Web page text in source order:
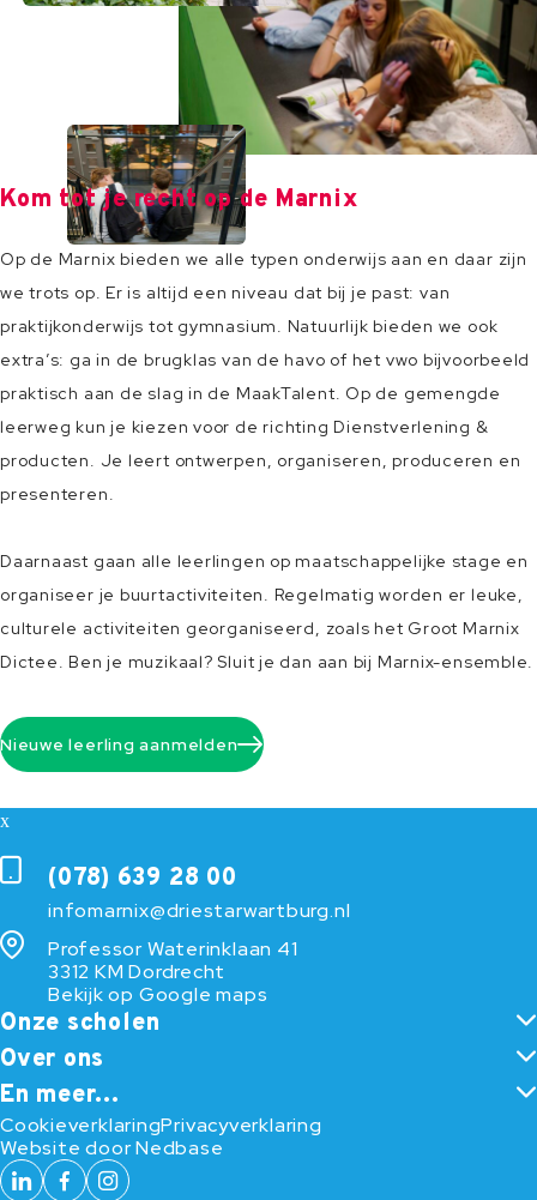
Kom tot je recht op de Marnix
Op de Marnix bieden we alle typen onderwijs aan en daar zijn
we trots op. Er is altijd een niveau dat bij je past: van
praktijkonderwijs tot gymnasium. Natuurlijk bieden we ook
extra’s: ga in de brugklas van de havo of het vwo bijvoorbeeld
praktisch aan de slag in de MaakTalent. Op de gemengde
leerweg kun je kiezen voor de richting Dienstverlening &
producten. Je leert ontwerpen, organiseren, produceren en
presenteren.
Daarnaast gaan alle leerlingen op maatschappelijke stage en
organiseer je buurtactiviteiten. Regelmatig worden er leuke,
culturele activiteiten georganiseerd, zoals het Groot Marnix
Dictee. Ben je muzikaal? Sluit je dan aan bij Marnix-ensemble.
Nieuwe leerling aanmelden
(078) 639 28 00
infomarnix@driestarwartburg.nl
Professor Waterinklaan 41
3312 KM Dordrecht
Bekijk op Google maps
Onze scholen
Over ons
En meer...
CookieverklaringPrivacyverklaring
Website doorNedbase